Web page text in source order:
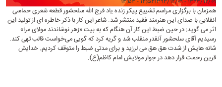
همزمان با برگزاری مراسم تشییع پیکر زنده یاد فرج الله سلحشور قطعه شعری حماسی
انقلابی با صدای این هنرمند فقید منتشر شد. شاعر این کار با ذکر خاطره ای از تولید این
اثر می گوید: در حین ضبط این کار آن هنگام که به بیت «زهر نوشاندند مولای مرا»
رسیدیم آقای سلحشور آنقدر منقلب شد و گریه کرد که گویی می‌خواست قالب تهی کند.
شانه هایش از شدت هق هق می لرزید و برای مدتی ضبط را متوقف کردیم. خدایش
قرین رحمت قرار دهد در جوار مولایش امام کاظم(ع).